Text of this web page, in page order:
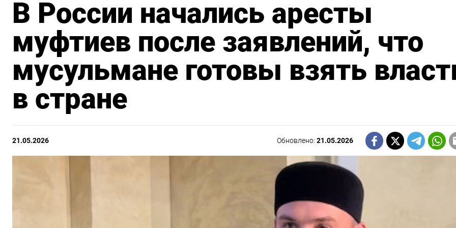
В России начались аресты
муфтиев после заявлений, что
мусульмане готовы взять
в стране
21.05.2026 Обновлено:21.05.2026